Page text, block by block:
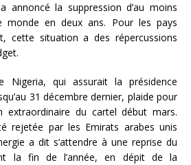
annoncé la suppression d’au moins
monde en deux ans. Pour les pays
cette situation a des répercussions
Nigeria, qui assurait la présidence
31 décembre dernier, plaide pour
extraordinaire du cartel début mars.
rejetée par les Emirats arabes unis
a dit s’attendre à une reprise du
la fin de l’année, en dépit de la